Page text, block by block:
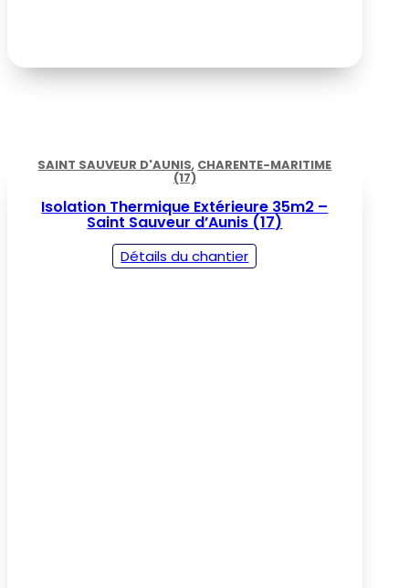
SAINT SAUVEUR D'AUNIS, CHARENTE-MARITIME
(17)
Isolation Thermique Extérieure 35m2 –
Saint Sauveur d’Aunis (17)
Détails du chantier